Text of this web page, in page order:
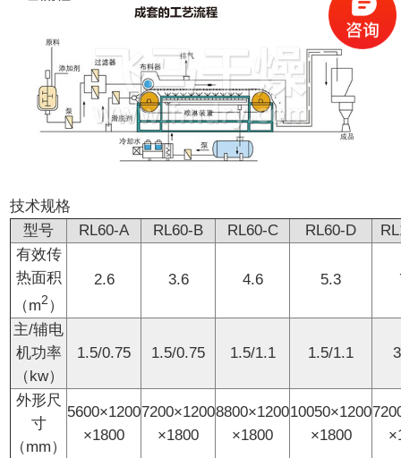
技术规格
型号
RL60-A RL60-B RL60-C RL60-D
有效传
热面积
（m2）
2.6 3.6 4.6 5.3
主/辅电
机功率
（kw）
1.5/0.75 1.5/0.75 1.5/1.1 1.5/1.1
外形尺
寸
（mm）
5600×1200
×1800
7200×1200
×1800
8800×1200
×1800
10050×1200
×1800